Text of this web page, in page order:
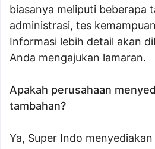
biasanya meliputi beberapa
administrasi, tes
Informasi lebih detail akan
Anda mengajukan lamaran.
Apakah perusahaan
tambahan?
Ya, Super Indo